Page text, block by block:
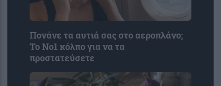
Πονάνε τα αυτιά σας στο αεροπλάνο;
Το Νο1 κόλπο για να τα
προστατεύσετε